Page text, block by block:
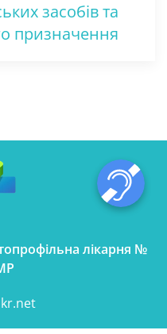
засобів та
призначення
лікарня №